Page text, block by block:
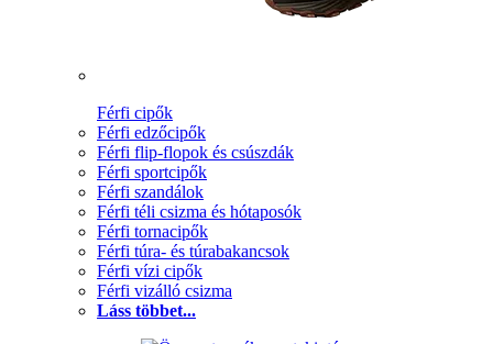
Férfi cipők
Férfi edzőcipők
Férfi flip-flopok és csúszdák
Férfi sportcipők
Férfi szandálok
Férfi téli csizma és hótaposók
Férfi tornacipők
Férfi túra- és túrabakancsok
Férfi vízi cipők
Férfi vizálló csizma
Láss többet...